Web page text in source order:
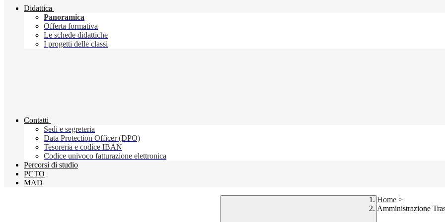
Didattica
Panoramica
Offerta formativa
Le schede didattiche
I progetti delle classi
Contatti
Sedi e segreteria
Data Protection Officer (DPO)
Tesoreria e codice IBAN
Codice univoco fatturazione elettronica
Percorsi di studio
PCTO
MAD
Home >
Amministrazione